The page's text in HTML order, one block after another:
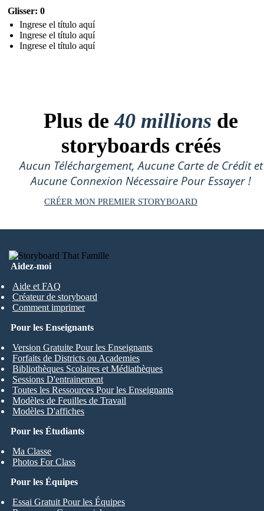
Glisser: 0
Ingrese el título aquí
Ingrese el título aquí
Ingrese el título aquí
Plus de40 millions de
storyboards créés
Aucun Téléchargement, Aucune Carte de Crédit et
Aucune Connexion Nécessaire Pour Essayer !
CRÉER MON PREMIER STORYBOARD
Aidez-moi
Aide et FAQ
Créateur de storyboard
Comment imprimer
Pour les Étudiants
Ma Classe
Photos For Class
Pour les Enseignants
Version Gratuite Pour les Enseignants
Forfaits de Districts ou Academies
Bibliothèques Scolaires et Médiathèques
Sessions D'entrainement
Toutes les Ressources Pour les Enseignants
Modèles de Feuilles de Travail
Modèles D'affiches
Pour les Équipes
Essai Gratuit Pour les Équipes